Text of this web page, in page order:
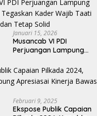
Januari 15, 2026
Musancab VI PDI
Perjuangan Lampung
Kader Wajib Taati Aturan
Partai dan Tetap Solid
Februari 9, 2025
Ekspose Publik Capaian